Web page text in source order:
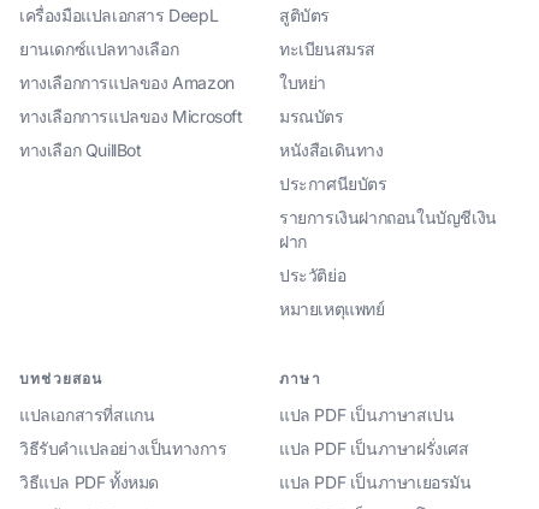
เครื่องมือแปลเอกสาร DeepL
ยานเดกซ์แปลทางเลือก
ทางเลือกการแปลของ Amazon
ทางเลือกการแปลของ Microsoft
ทางเลือก QuillBot
สูติบัตร
ทะเบียนสมรส
ใบหย่า
มรณบัตร
หนังสือเดินทาง
ประกาศนียบัตร
รายการเงินฝากถอนในบัญชีเงิน
ฝาก
ประวัติย่อ
หมายเหตุแพทย์
บทช่วยสอน
แปลเอกสารที่สแกน
วิธีรับคำแปลอย่างเป็นทางการ
วิธีแปล PDF ทั้งหมด
ภาษา
แปล PDF เป็นภาษาสเปน
แปล PDF เป็นภาษาฝรั่งเศส
แปล PDF เป็นภาษาเยอรมัน